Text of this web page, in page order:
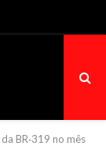
BR‑319 no mês